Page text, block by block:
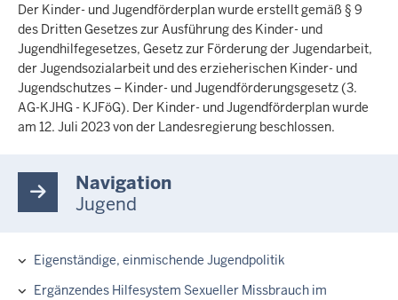
Der Kinder- und Jugendförderplan wurde erstellt gemäß § 9
des Dritten Gesetzes zur Ausführung des Kinder- und
Jugendhilfegesetzes, Gesetz zur Förderung der Jugendarbeit,
der Jugendsozialarbeit und des erzieherischen Kinder- und
Jugendschutzes – Kinder- und Jugendförderungsgesetz (3.
AG-KJHG - KJFöG). Der Kinder- und Jugendförderplan wurde
am 12. Juli 2023 von der Landesregierung beschlossen.
Navigation
Jugend
Eigenständige, einmischende Jugendpolitik
Ergänzendes Hilfesystem Sexueller Missbrauch im